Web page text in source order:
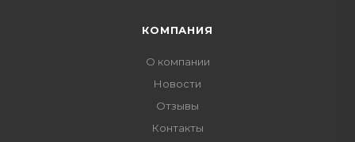
КОМПАНИЯ
О компании
Новости
Отзывы
Контакты